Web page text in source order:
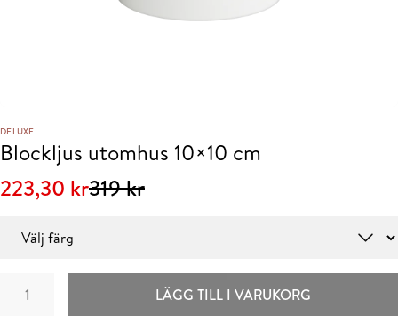
DELUXE
Blockljus utomhus 10×10 cm
319kr
Det
priset
319 kr.
223,30 kr
Det
priset
223,30 kr.
utomhus
LÄGG TILL I VARUKORG